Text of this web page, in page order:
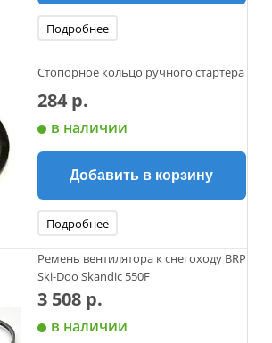
Подробнее
Стопорное кольцо ручного стартера
284 р.
в наличии
Добавить в корзину
Подробнее
Ремень вентилятора к снегоходу BRP
Ski-Doo Skandic 550F
3 508 р.
в наличии